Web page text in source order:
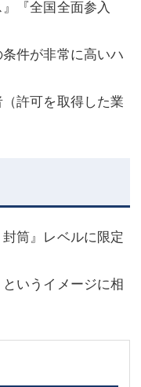
『全国全面参入
件が非常に高いハ
許可を取得した業
筒』レベルに限定
いうイメージに相